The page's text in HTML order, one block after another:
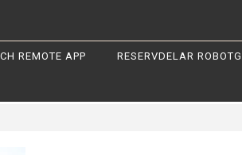
REMOTE APP RESERVDELAR